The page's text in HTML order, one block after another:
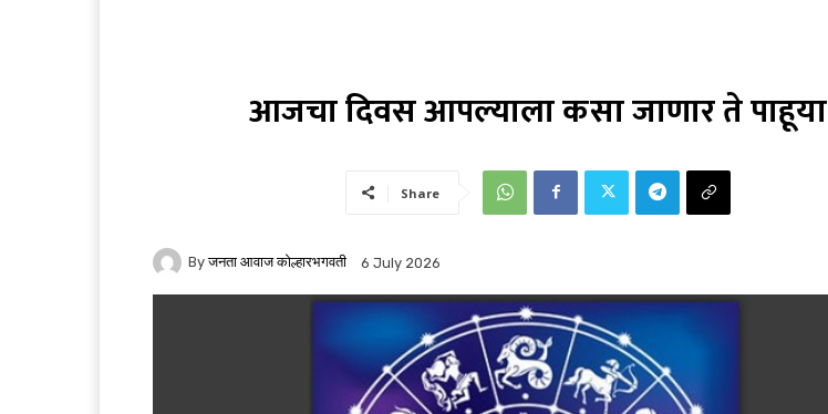
आजचा दिवस आपल्याला कसा जाणार ते पाहूया
Share
By जनता आवाज कोल्हारभगवती 6 July 2026